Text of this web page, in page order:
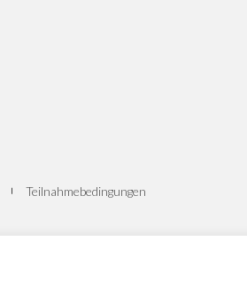
Teilnahmebedingungen